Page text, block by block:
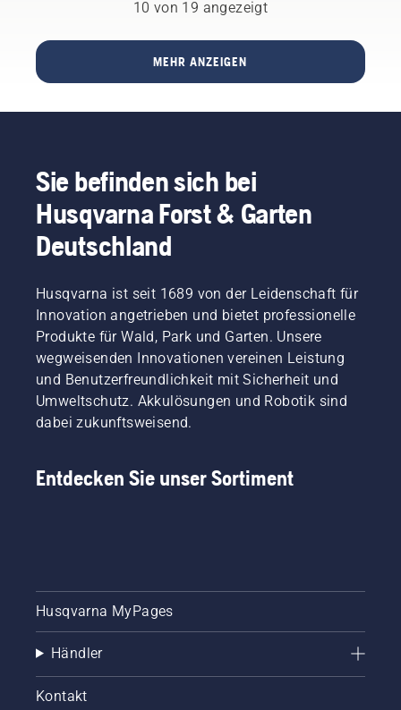
fünfmaliges
Drücken
der
vorbereiten,
aktivieren
Startseil
ziehen,
bis der
zündet.
Den
Choke
sofort
deaktivieren,
sobald
der
Motor
zündet,
weitere
Startversuche
für die
Motorsense.
Wenn Sie
dieses
wird Ihre
für
Golfplätze
10 von 19 angezeigt
MEHR ANZEIGEN
Sie befinden sich bei
Husqvarna Forst & Garten
Deutschland
Husqvarna ist seit 1689 von der Leidenschaft für
Innovation angetrieben und bietet professionelle
Produkte für Wald, Park und Garten. Unsere
wegweisenden Innovationen vereinen Leistung
und Benutzerfreundlichkeit mit Sicherheit und
Umweltschutz. Akkulösungen und Robotik sind
dabei zukunftsweisend.
Entdecken Sie unser Sortiment
Husqvarna MyPages
Händler
Kontakt